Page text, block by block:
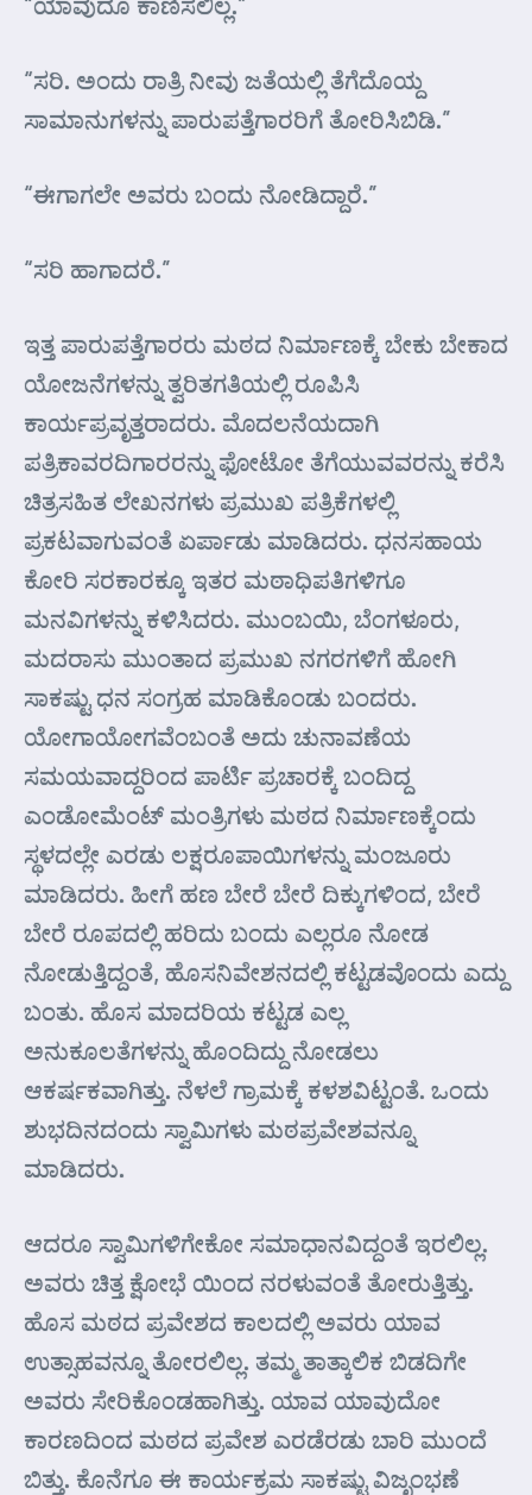
“ಸರಿ. ಅಂದು ರಾತ್ರಿ ನೀವು ಜತೆಯಲ್ಲಿ ತೆಗೆದೊಯ್ದ
ಸಾಮಾನುಗಳನ್ನು ಪಾರುಪತ್ತೆಗಾರರಿಗೆ ತೋರಿಸಿಬಿಡಿ.”
“ಈಗಾಗಲೇ ಅವರು ಬಂದು ನೋಡಿದ್ದಾರೆ.”
“ಸರಿ ಹಾಗಾದರೆ.”
ಇತ್ತ ಪಾರುಪತ್ತೆಗಾರರು ಮಠದ ನಿರ್ಮಾಣಕ್ಕೆ ಬೇಕು ಬೇಕಾದ
ಯೋಜನೆಗಳನ್ನು ತ್ವರಿತಗತಿಯಲ್ಲಿ ರೂಪಿಸಿ
ಕಾರ್ಯಪ್ರವೃತ್ತರಾದರು. ಮೊದಲನೆಯದಾಗಿ
ಪತ್ರಿಕಾವರದಿಗಾರರನ್ನು ಫೋಟೋ ತೆಗೆಯುವವರನ್ನು ಕರೆಸಿ
ಚಿತ್ರಸಹಿತ ಲೇಖನಗಳು ಪ್ರಮುಖ ಪತ್ರಿಕೆಗಳಲ್ಲಿ
ಪ್ರಕಟವಾಗುವಂತೆ ಏರ್ಪಾಡು ಮಾಡಿದರು. ಧನಸಹಾಯ
ಕೋರಿ ಸರಕಾರಕ್ಕೂ ಇತರ ಮಠಾಧಿಪತಿಗಳಿಗೂ
ಮನವಿಗಳನ್ನು ಕಳಿಸಿದರು. ಮುಂಬಯಿ, ಬೆಂಗಳೂರು,
ಮದರಾಸು ಮುಂತಾದ ಪ್ರಮುಖ ನಗರಗಳಿಗೆ ಹೋಗಿ
ಸಾಕಷ್ಟು ಧನ ಸಂಗ್ರಹ ಮಾಡಿಕೊಂಡು ಬಂದರು.
ಯೋಗಾಯೋಗವೆಂಬಂತೆ ಅದು ಚುನಾವಣೆಯ
ಸಮಯವಾದ್ದರಿಂದ ಪಾರ್ಟಿ ಪ್ರಚಾರಕ್ಕೆ ಬಂದಿದ್ದ
ಎಂಡೋಮೆಂಟ್ ಮಂತ್ರಿಗಳು ಮಠದ ನಿರ್ಮಾಣಕ್ಕೆಂದು
ಸ್ಥಳದಲ್ಲೇ ಎರಡು ಲಕ್ಷರೂಪಾಯಿಗಳನ್ನು ಮಂಜೂರು
ಮಾಡಿದರು. ಹೀಗೆ ಹಣ ಬೇರೆ ಬೇರೆ ದಿಕ್ಕುಗಳಿಂದ, ಬೇರೆ
ಬೇರೆ ರೂಪದಲ್ಲಿ ಹರಿದು ಬಂದು ಎಲ್ಲರೂ ನೋಡ
ನೋಡುತ್ತಿದ್ದಂತೆ, ಹೊಸನಿವೇಶನದಲ್ಲಿ ಕಟ್ಟಡವೊಂದು ಎದ್ದು
ಬಂತು. ಹೊಸ ಮಾದರಿಯ ಕಟ್ಟಡ ಎಲ್ಲ
ಅನುಕೂಲತೆಗಳನ್ನು ಹೊಂದಿದ್ದು ನೋಡಲು
ಆಕರ್ಷಕವಾಗಿತ್ತು. ನೆಳಲೆ ಗ್ರಾಮಕ್ಕೆ ಕಳಶವಿಟ್ಟಂತೆ. ಒಂದು
ಶುಭದಿನದಂದು ಸ್ವಾಮಿಗಳು ಮಠಪ್ರವೇಶವನ್ನೂ
ಮಾಡಿದರು.
ಆದರೂ ಸ್ವಾಮಿಗಳಿಗೇಕೋ ಸಮಾಧಾನವಿದ್ದಂತೆ ಇರಲಿಲ್ಲ.
ಅವರು ಚಿತ್ತ ಕ್ಷೋಭೆ ಯಿಂದ ನರಳುವಂತೆ ತೋರುತ್ತಿತ್ತು.
ಹೊಸ ಮಠದ ಪ್ರವೇಶದ ಕಾಲದಲ್ಲಿ ಅವರು ಯಾವ
ಉತ್ಸಾಹವನ್ನೂ ತೋರಲಿಲ್ಲ. ತಮ್ಮ ತಾತ್ಕಾಲಿಕ ಬಿಡದಿಗೇ
ಅವರು ಸೇರಿಕೊಂಡಹಾಗಿತ್ತು. ಯಾವ ಯಾವುದೋ
ಕಾರಣದಿಂದ ಮಠದ ಪ್ರವೇಶ ಎರಡೆರಡು ಬಾರಿ ಮುಂದೆ
ಬಿತ್ತು. ಕೊನೆಗೂ ಈ ಕಾರ್ಯಕ್ರಮ ಸಾಕಷ್ಟು ವಿಜೃಂಭಣೆ